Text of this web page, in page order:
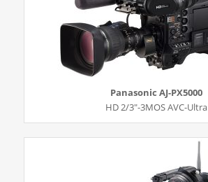
Panasonic AJ-PX5000
HD 2/3″-3MOS AVC-Ultra